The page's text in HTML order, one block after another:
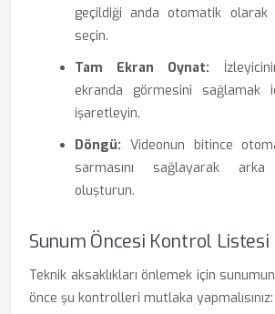
geçildiği anda otomatik olarak
seçin.
Tam Ekran Oynat:
ekranda görmesini sağlamak
işaretleyin.
Döngü: Videonun bitince
sarmasını sağlayarak
oluşturun.
Sunum Öncesi Kontrol Listesi
Teknik aksaklıkları önlemek için
önce şu kontrolleri mutlaka yapmalısınız: